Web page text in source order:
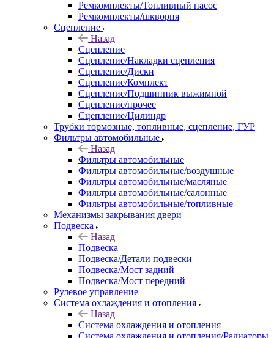
Ремкомплекты/Топливный насос
Ремкомплекты/шкворня
Сцепление
Назад
Сцепление
Сцепление/Накладки сцепления
Сцепление/Диски
Сцепление/Комплект
Сцепление/Подшипник выжимной
Сцепление/прочее
Сцепление/Цилиндр
Трубки тормозные, топливные, сцепление, ГУР
Фильтры автомобильные
Назад
Фильтры автомобильные
Фильтры автомобильные/воздушные
Фильтры автомобильные/масляные
Фильтры автомобильные/салонные
Фильтры автомобильные/топливные
Механизмы закрывания двери
Подвеска
Назад
Подвеска
Подвеска/Детали подвески
Подвеска/Мост задний
Подвеска/Мост передний
Рулевое управление
Система охлаждения и отопления
Назад
Система охлаждения и отопления
Система охлаждения и отопления/Радиаторы